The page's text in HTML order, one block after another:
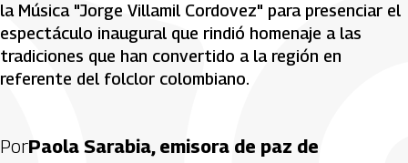
la Música "Jorge Villamil Cordovez" para presenciar el
espectáculo inaugural que rindió homenaje a las
tradiciones que han convertido a la región en
referente del folclor colombiano.
PorPaola Sarabia, emisora de paz de